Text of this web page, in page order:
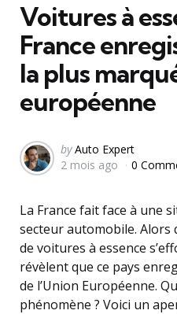
Voitures à
France
la plus
européenne
Posted
by
by Auto Expert
2 mois ago
0
La France fait face à une
secteur automobile. Alors
de voitures à essence
révèlent que ce pays
de l’Union Européenne.
phénomène ? Voici un